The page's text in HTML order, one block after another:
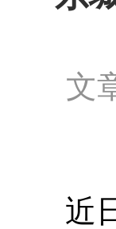
文
近